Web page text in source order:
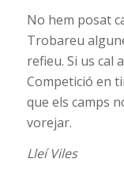
No hem posat
Trobareu
refieu. Si us cal
Competició en
que els camps
vorejar.
Lleí Viles